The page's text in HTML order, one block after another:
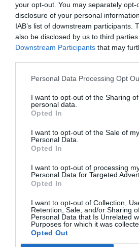
your opt-out. You may separately
disclosure of your personal
IAB’s list of downstream participants.
also be disclosed by us to third
Downstream Participants that may
Personal Data Processing Opt
I want to opt-out of the Sharing
personal data.
Opted In
I want to opt-out of the Sale of my
Personal Data.
Opted In
I want to opt-out of processing
Personal Data for Targeted
Opted In
I want to opt-out of Collection,
Retention, Sale, and/or Sharing
Personal Data that Is Unrelated
Purposes for which it was
Opted Out
La sesión de este miércoles se
declaración de testigos del
"Hoy es un día clave porque
reflejan que la apuñaló, que la
cuchillo en la mano" y que
ella "enviaba mensajes de voz y
avisara a la policía mientras (él)